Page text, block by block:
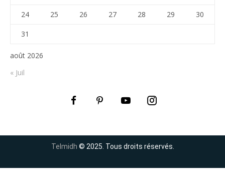
août 2026
24 25 26 27 28 29 30
31
« Juil
Telmidh © 2025. Tous droits réservés.